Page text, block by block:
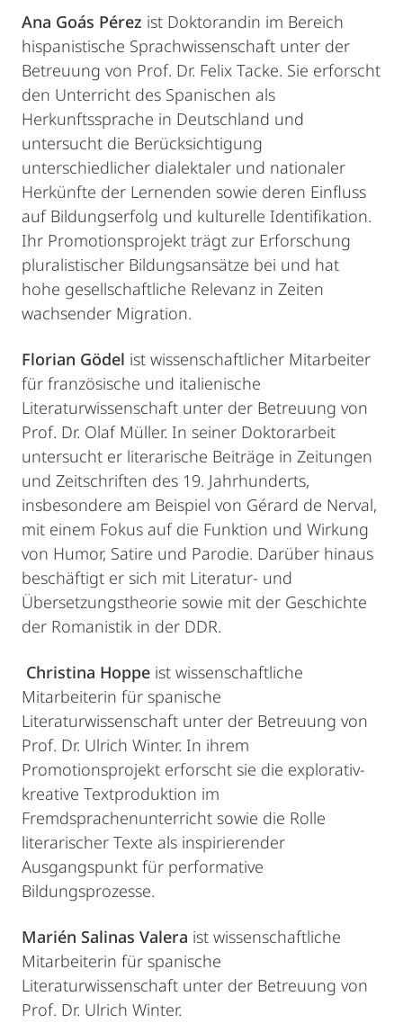
Ana Goás Pérez ist Doktorandin im Bereich
hispanistische Sprachwissenschaft unter der
Betreuung von Prof. Dr. Felix Tacke. Sie erforscht
den Unterricht des Spanischen als
Herkunftssprache in Deutschland und
untersucht die Berücksichtigung
unterschiedlicher dialektaler und nationaler
Herkünfte der Lernenden sowie deren Einfluss
auf Bildungserfolg und kulturelle Identifikation.
Ihr Promotionsprojekt trägt zur Erforschung
pluralistischer Bildungsansätze bei und hat
hohe gesellschaftliche Relevanz in Zeiten
wachsender Migration.
Florian Gödel ist wissenschaftlicher Mitarbeiter
für französische und italienische
Literaturwissenschaft unter der Betreuung von
Prof. Dr. Olaf Müller. In seiner Doktorarbeit
untersucht er literarische Beiträge in Zeitungen
und Zeitschriften des 19. Jahrhunderts,
insbesondere am Beispiel von Gérard de Nerval,
mit einem Fokus auf die Funktion und Wirkung
von Humor, Satire und Parodie. Darüber hinaus
beschäftigt er sich mit Literatur- und
Übersetzungstheorie sowie mit der Geschichte
der Romanistik in der DDR.
Christina Hoppe ist wissenschaftliche
Mitarbeiterin für spanische
Literaturwissenschaft unter der Betreuung von
Prof. Dr. Ulrich Winter. In ihrem
Promotionsprojekt erforscht sie die explorativ-
kreative Textproduktion im
Fremdsprachenunterricht sowie die Rolle
literarischer Texte als inspirierender
Ausgangspunkt für performative
Bildungsprozesse.
Marién Salinas Valera ist wissenschaftliche
Mitarbeiterin für spanische
Literaturwissenschaft unter der Betreuung von
Prof. Dr. Ulrich Winter.